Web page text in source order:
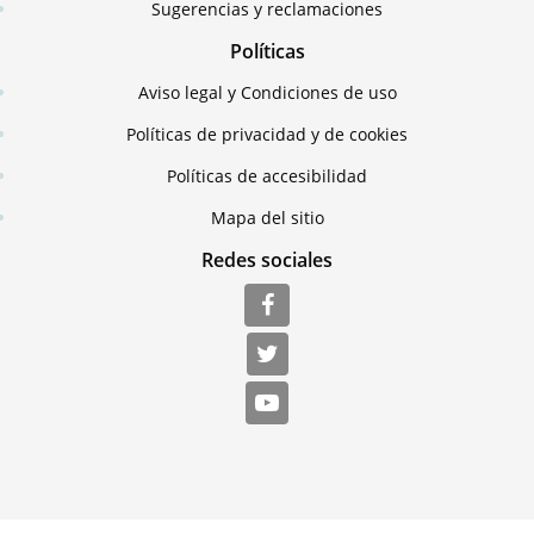
Sugerencias y reclamaciones
Políticas
Aviso legal y Condiciones de uso
Políticas de privacidad y de cookies
Políticas de accesibilidad
Mapa del sitio
Redes sociales